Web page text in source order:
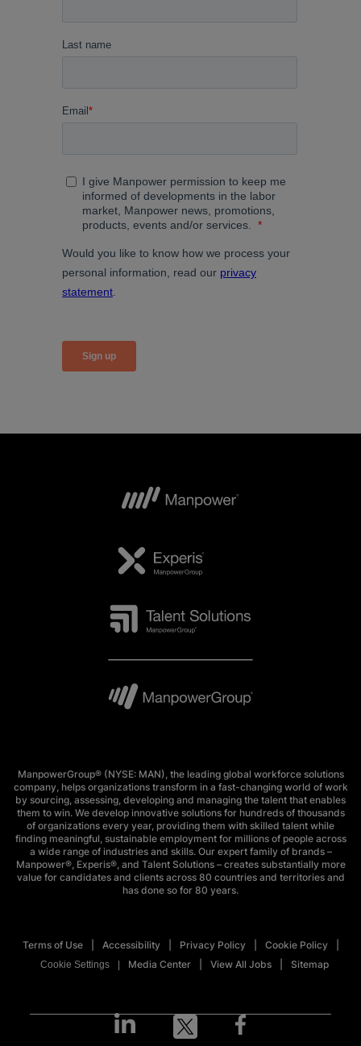
ManpowerGroup® (NYSE: MAN), the leading global workforce solutions
company, helps organizations transform in a fast-changing world of work
by sourcing, assessing, developing and managing the talent that enables
them to win. We develop innovative solutions for hundreds of thousands
of organizations every year, providing them with skilled talent while
finding meaningful, sustainable employment for millions of people across
a wide range of industries and skills. Our expert family of brands –
Manpower®, Experis®, and Talent Solutions – creates substantially more
value for candidates and clients across 80 countries and territories and
has done so for 80 years.
Terms of Use Accessibility Privacy Policy Cookie Policy
Cookie Settings Media Center View All Jobs Sitemap